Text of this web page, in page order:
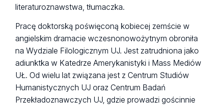
literaturoznawstwa, tłumaczka.
Pracę doktorską poświęconą kobiecej zemście w
angielskim dramacie wczesnonowożytnym obroniła
na Wydziale Filologicznym UJ. Jest zatrudniona jako
adiunktka w Katedrze Amerykanistyki i Mass Mediów
UŁ. Od wielu lat związana jest z Centrum Studiów
Humanistycznych UJ oraz Centrum Badań
Przekładoznawczych UJ, gdzie prowadzi gościnnie